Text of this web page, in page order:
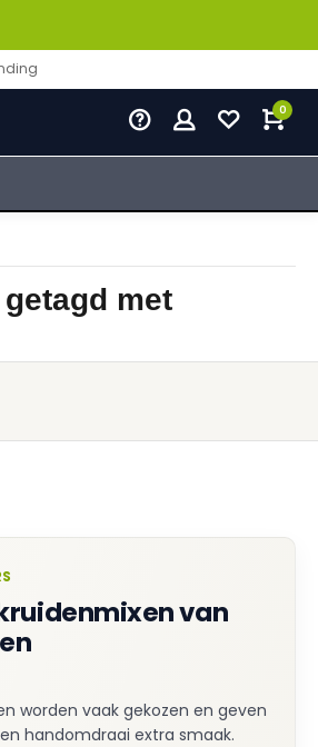
0
met
van
worden vaak gekozen en geven
handomdraai extra smaak.